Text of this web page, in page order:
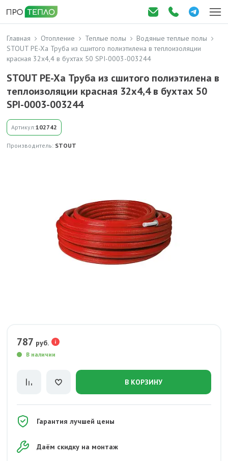
Главная Отопление Теплые полы
Водяные теплые полы
STOUT PE-Xa Труба из сшитого полиэтилена в теплоизоляции
красная 32х4,4 в бухтах 50 SPI-0003-003244
STOUT PE-Xa Труба из сшитого полиэтилена в
теплоизоляции красная 32х4,4 в бухтах 50
SPI-0003-003244
Артикул:102742
Производитель: STOUT
787 руб.
В наличии
В КОРЗИНУ
Гарантия лучшей цены
Даём скидку на монтаж